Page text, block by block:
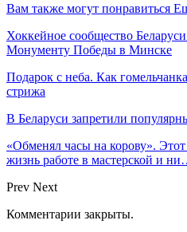
Вам также могут понравиться
Хоккейное сообщество
Монументу Победы в Минске
Подарок с неба. Как
стрижа
В Беларуси запретили
«Обменял часы на корову».
жизнь работе в мастерской и
Prev Next
Комментарии закрыты.